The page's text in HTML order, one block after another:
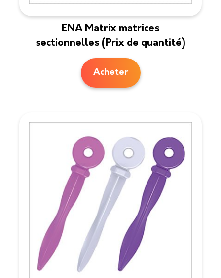
ENA Matrix matrices
sectionnelles (Prix de quantité)
Acheter